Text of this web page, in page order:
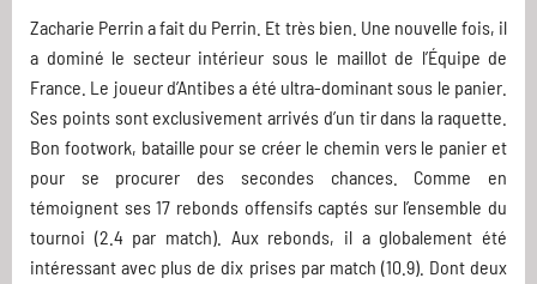
Zacharie Perrin a fait du Perrin. Et très bien. Une nouvelle fois, il
a dominé le secteur intérieur sous le maillot de l’Équipe de
France. Le joueur d’Antibes a été ultra-dominant sous le panier.
Ses points sont exclusivement arrivés d’un tir dans la raquette.
Bon footwork, bataille pour se créer le chemin vers le panier et
pour se procurer des secondes chances. Comme en
témoignent ses 17 rebonds offensifs captés sur l’ensemble du
tournoi (2.4 par match). Aux rebonds, il a globalement été
intéressant avec plus de dix prises par match (10.9). Dont deux